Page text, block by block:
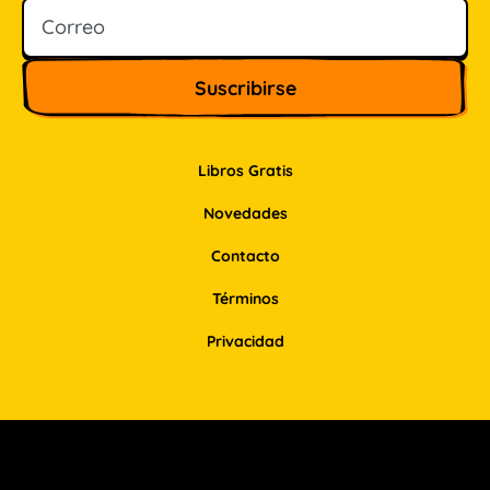
Libros Gratis
Novedades
Contacto
Términos
Privacidad